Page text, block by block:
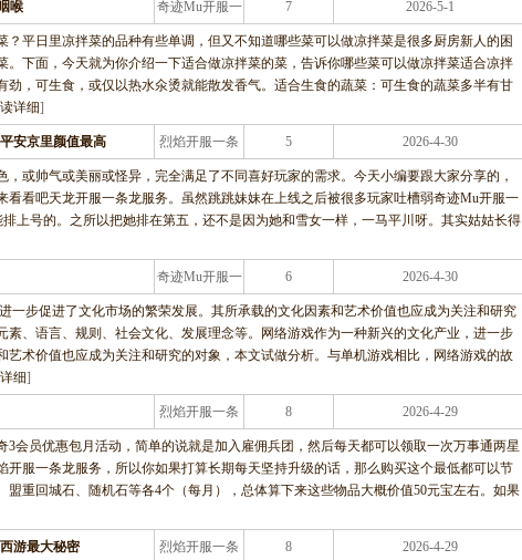
喉 奇迹Mu开服一
条龙服务
7 2026-5-1
平日里凉拌菜的品种有些单调，但又不知道哪些菜可以做凉拌菜是很多厨房新人的困
下面，今天就为你介绍一下适合做凉拌菜的菜，告诉你哪些菜可以做凉拌菜适合凉拌
，可生食，或仅以热水氽烫就能散发香气。适合生食的蔬菜：可生食的蔬菜多半有甘
详细]
安京里颜值最高 烈焰开服一条
龙服务
5 2026-4-30
或帅气或美丽或怪异，完全满足了不同喜好玩家的需求。今天小编要跟大家分享的，
看吧天龙开服一条龙服务。虽然跳跳妹妹在上线之后被很多玩家吐槽弱奇迹Mu开服一
上号的。之所以把她排在第五，还不是因为她和雪女一样，一马平川呀。其实姑姑长得
奇迹Mu开服一
条龙服务
6 2026-4-30
一步促进了文化市场的繁荣发展。其所承载的文化因素和艺术价值也应成为关注和研究
、语言、规则、社会文化、发展理念等。网络游戏作为一种新兴的文化产业，进一步
术价值也应成为关注和研究的对象，本文试做分析。与单机游戏相比，网络游戏的故
细]
烈焰开服一条
龙服务
8 2026-4-29
3会员优惠包月活动，简单的说就是加入雇佣兵团，然后每天都可以领取一次万事通两星
服一条龙服务，所以你如果打算长期每天坚持升级的话，那么购买这个最低都可以节
重回城石、随机石等各4个（每月），总体算下来这些物品大概价值50元宝左右。如果
游最大秘密 烈焰开服一条 8 2026-4-29